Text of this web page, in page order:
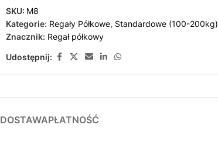
SKU: M8
Kategorie: Regały Półkowe, Standardowe (100-200kg)
Znacznik: Regał półkowy
Udostępnij:
DOSTAWAPŁATNOŚĆ